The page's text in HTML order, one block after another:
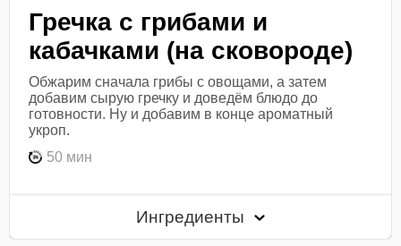
Гречка с грибами и
кабачками (на сковороде)
Обжарим сначала грибы с овощами, а затем
добавим сырую гречку и доведём блюдо до
готовности. Ну и добавим в конце ароматный
укроп.
50 мин
Ингредиенты